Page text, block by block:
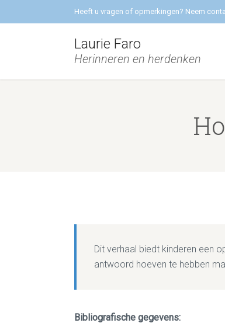
Heeft u vragen of opmerkingen? Neem
Laurie Faro
Herinneren en herdenken
Dit verhaal biedt kinderen een
antwoord hoeven te hebben
Bibliografische gegevens: